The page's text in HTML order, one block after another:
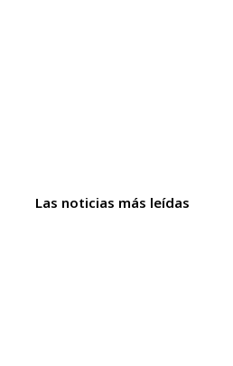
Las noticias más leídas